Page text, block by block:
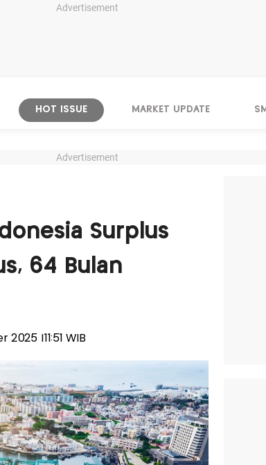
Advertisement
HOT ISSUE MARKET UPDATE
Advertisement
Surplus
64 Bulan
2025 |11:51 WIB